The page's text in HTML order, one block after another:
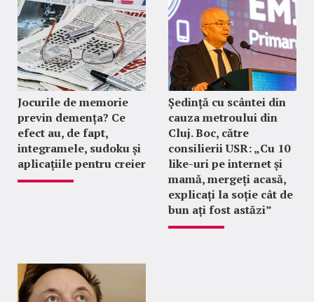
Jocurile de memorie
previn demența? Ce
efect au, de fapt,
integramele, sudoku și
aplicațiile pentru creier
Ședință cu scântei din
cauza metroului din
Cluj. Boc, către
consilierii USR: „Cu 10
like-uri pe internet și
mamă, mergeți acasă,
explicați la soție cât de
bun ați fost astăzi”